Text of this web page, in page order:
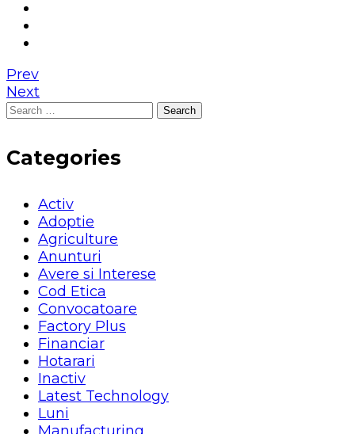
Prev
Next
Search
Categories
Activ
Adoptie
Agriculture
Anunturi
Avere si Interese
Cod Etica
Convocatoare
Factory Plus
Financiar
Hotarari
Inactiv
Latest Technology
Luni